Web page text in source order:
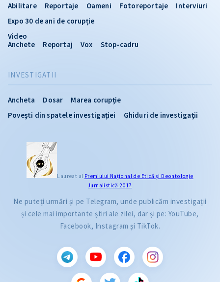
INVESTIGATII
Ancheta Dosar
Marea corupție
Povești din spatele investigației
Ghiduri de investigații
Abilitare Reportaje Oameni Fotoreportaje
Interviuri
Expo 30 de ani de corupție
Video
Anchete
Reportaj Vox Stop-cadru
Laureat al Premiului Naţional de Etică și Deontologie
Jurnalistică 2017
Ne puteți urmări și pe Telegram, unde publicăm investigații
și cele mai importante știri ale zilei, dar și pe: YouTube,
Facebook, Instagram și TikTok.